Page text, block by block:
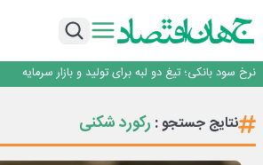
قیمت ملک در دور باطل
نرخ سود بانکی؛ تیغ دو لبه برای تولید و بازار سرمایه
طلسم خانه‌سازی چینی‌ها در ایران شکسته می‌شود؟
قیمت ملک در دور باطل
نتایج جستجو : رکورد شکنی